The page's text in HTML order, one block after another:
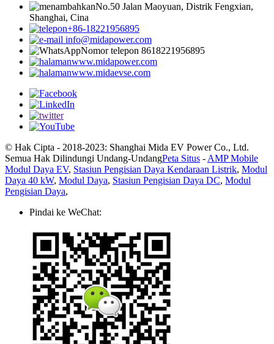
No.50 Jalan Maoyuan, Distrik Fengxian,
Shanghai, Cina
+86-18221956895
info@midapower.com
Nomor telepon 8618221956895
www.midapower.com
www.midaevse.com
© Hak Cipta - 2018-2023: Shanghai Mida EV Power Co., Ltd.
Semua Hak Dilindungi Undang-UndangPeta Situs - AMP Mobile
Modul Daya EV, Stasiun Pengisian Daya Kendaraan Listrik, Modul
Daya 40 kW, Modul Daya, Stasiun Pengisian Daya DC, Modul
Pengisian Daya,
Pindai ke WeChat: